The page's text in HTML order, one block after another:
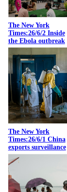
The New York
Times:26/6/2 Inside
the Ebola outbreak
The New York
Times:26/6/1 China
exports surveillance